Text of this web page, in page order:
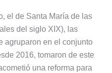
el de Santa María de las
del siglo XIX), las
agruparon en el conjunto
2016, tomaron de este
una reforma para